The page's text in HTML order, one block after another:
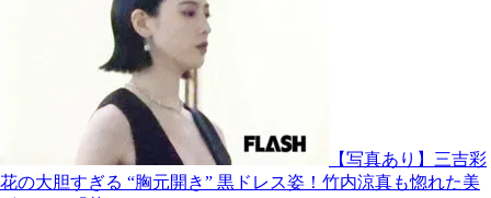
【写真あり】三吉彩
花の大胆すぎる “胸元開き” 黒ドレス姿！竹内涼真も惚れた美